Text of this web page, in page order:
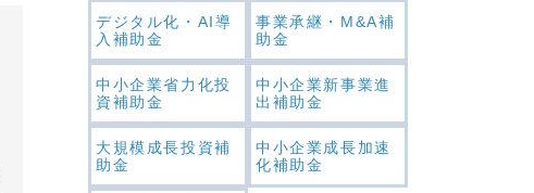
デジタル化・AI導
入補助金
事業承継・M&A補
助金
中小企業省力化投
資補助金
中小企業新事業進
出補助金
大規模成長投資補
助金
中小企業成長加速
化補助金